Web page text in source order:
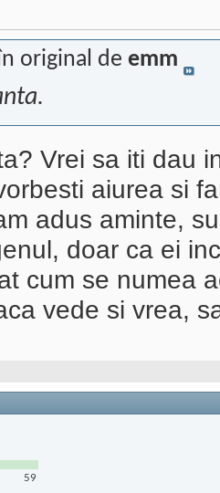
original de emm
Vrei sa iti dau
aiurea si
adus aminte,
doar ca ei
cum se numea
vede si vrea,
59